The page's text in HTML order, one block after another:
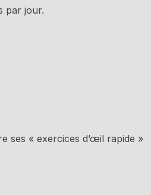
par jour.
ses « exercices d’œil rapide »